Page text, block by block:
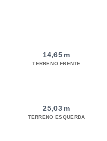
14,65 m
TERRENO FRENTE
25,03 m
TERRENO ESQUERDA